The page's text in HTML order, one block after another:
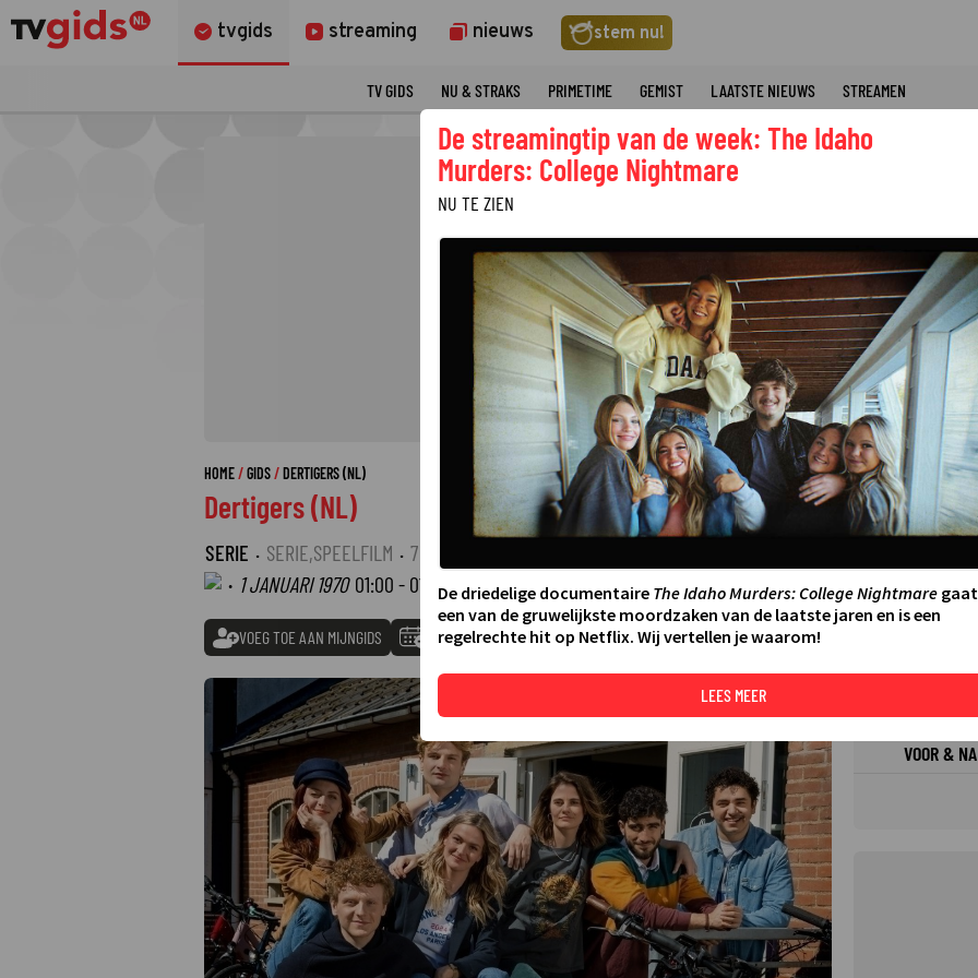
tvgids streaming nieuws stem nu!
TV GIDS NU & STRAKS PRIMETIME GEMIST LAATSTE NIEUWS STREAMEN
HOME GIDS DERTIGERS (NL)
Dertigers (NL)
SERIE · SERIE,SPEELFILM · 7 SEIZOENEN
· 1 JANUARI 1970 01:00 - 01:00
VOEG TOE AAN MIJNGIDS TOEVOEGEN AAN AGENDA DELEN
FILMS
DE
VOOR &
De streamingtip van de week: The Idaho
Murders: College Nightmare
NU TE ZIEN
De driedelige documentaire The Idaho Murders: College Nightmaregaat
een van de gruwelijkste moordzaken van de laatste jaren en is een
regelrechte hit op Netflix. Wij vertellen je waarom!
LEES MEER